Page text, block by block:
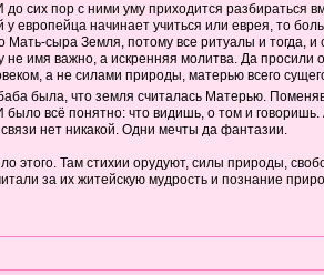
сих пор с ними уму приходится разбираться
начинает учиться или еврея, то
сыра Земля, потому все ритуалы и
имя важно, а искренняя молитва. Да просили
а не силами природы, матерью всего
была, что земля считалась Матерью.
всё понятно: что видишь, о том и
нет никакой. Одни мечты да фантазии.
этого. Там стихии орудуют, силы природы,
за их житейскую мудрость и познание